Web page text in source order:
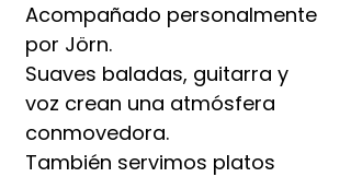
Acompañado personalmente
por Jörn.
Suaves baladas, guitarra y
voz crean una atmósfera
conmovedora.
También servimos platos